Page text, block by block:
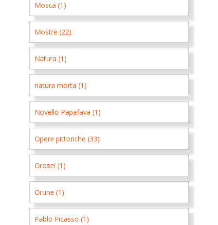
Mosca (1)
Mostre (22)
Natura (1)
natura morta (1)
Novello Papafava (1)
Opere pittoriche (33)
Orosei (1)
Orune (1)
Pablo Picasso (1)